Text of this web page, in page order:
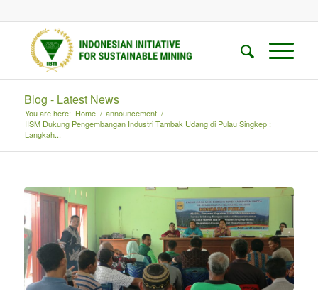
Blog - Latest News
You are here: Home / announcement /
IISM Dukung Pengembangan Industri Tambak Udang di Pulau Singkep :
Langkah...